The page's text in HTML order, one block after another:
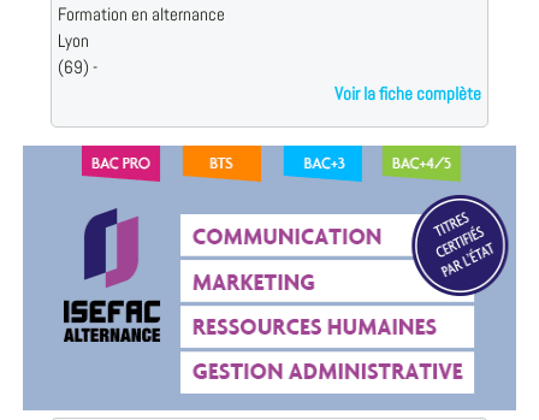
Formation en alternance
Lyon
(69) -
Voir la fiche complète